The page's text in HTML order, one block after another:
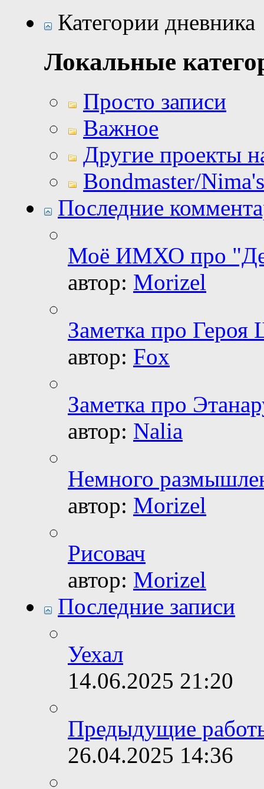
Категории дневника
Локальные
Просто записи
Важное
Другие проекты
Bondmaster/
Последние
Моё ИМХО про
автор: Morizel
Заметка про Героя
автор: Fox
Заметка про
автор: Nalia
Немного
автор: Morizel
Рисовач
автор: Morizel
Последние записи
Уехал
14.06.2025 21:20
Предыдущие
26.04.2025 14:36